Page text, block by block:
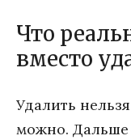
Что
вместо
Удалить
можно. Дальше